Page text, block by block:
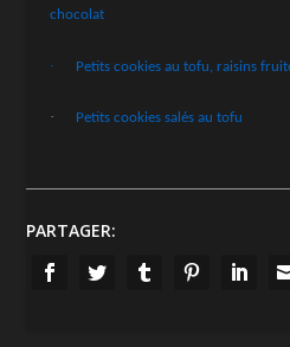
chocolat
· Petits cookies au tofu, raisins
· Petits cookies salés au tofu
PARTAGER: